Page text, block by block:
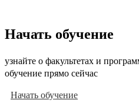
Начать обучение
узнайте о факультетах и
обучение прямо сейчас
Начать обучение